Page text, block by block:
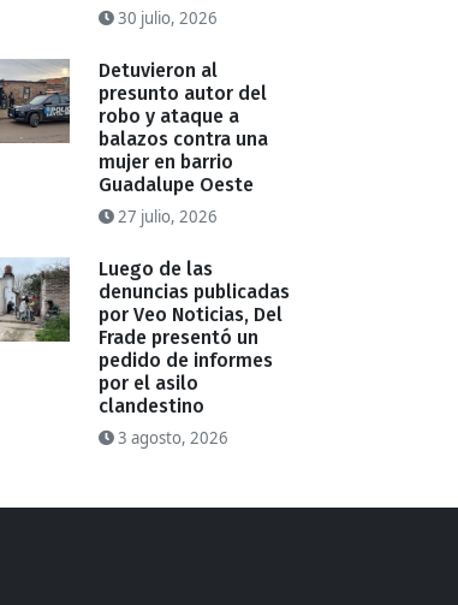
30 julio, 2026
Detuvieron al
presunto autor del
robo y ataque a
balazos contra una
mujer en barrio
Guadalupe Oeste
27 julio, 2026
Luego de las
denuncias publicadas
por Veo Noticias, Del
Frade presentó un
pedido de informes
por el asilo
clandestino
3 agosto, 2026